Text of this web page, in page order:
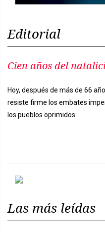
Editorial
Cien años del
Hoy, después de más de 66
resiste firme los embates
los pueblos oprimidos.
Las más leídas